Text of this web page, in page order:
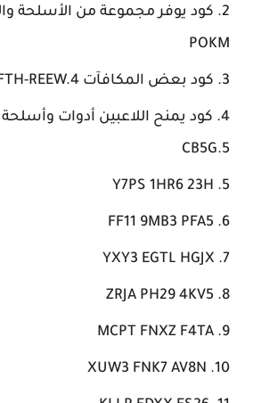
POKM
كود بعض المكافآت FFES-DFTH-REEW.4.
CB5G.5
Y7PS 1HR6 23H
FF11 9MB3 PFA5
YXY3 EGTL HGJX
ZRJA PH29 4KV5
MCPT FNXZ F4TA
XUW3 FNK7 AV8N